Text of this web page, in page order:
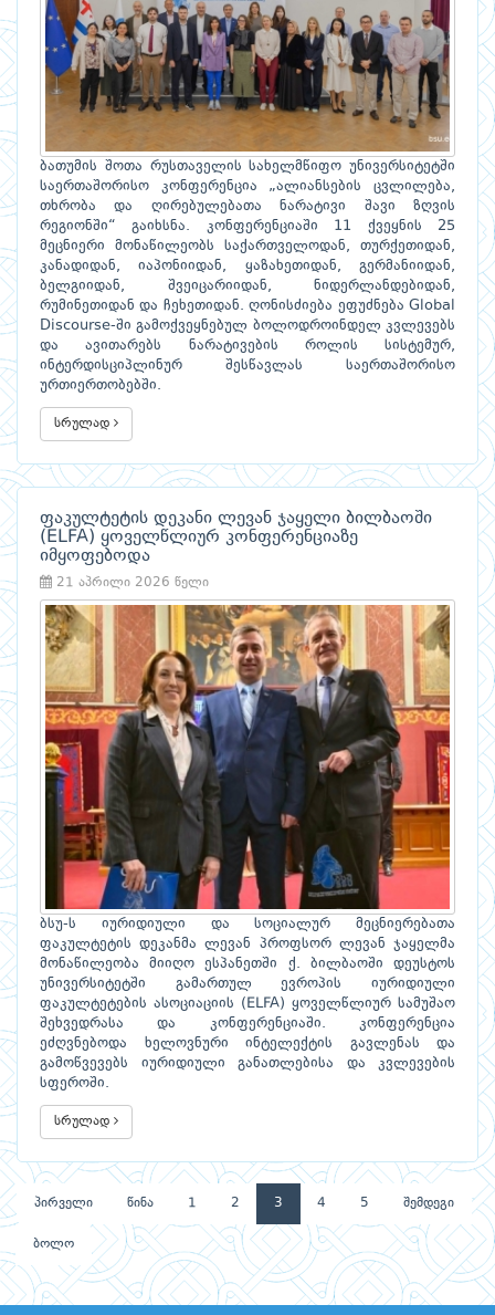
ბათუმის შოთა რუსთაველის სახელმწიფო უნივერსიტეტში
საერთაშორისო კონფერენცია „ალიანსების ცვლილება,
თხრობა და ღირებულებათა ნარატივი შავი ზღვის
რეგიონში“ გაიხსნა. კონფერენციაში 11 ქვეყნის 25
მეცნიერი მონაწილეობს საქართველოდან, თურქეთიდან,
კანადიდან, იაპონიიდან, ყაზახეთიდან, გერმანიიდან,
ბელგიიდან, შვეიცარიიდან, ნიდერლანდებიდან,
რუმინეთიდან და ჩეხეთიდან. ღონისძიება ეფუძნება Global
Discourse-ში გამოქვეყნებულ ბოლოდროინდელ კვლევებს
და ავითარებს ნარატივების როლის სისტემურ,
ინტერდისციპლინურ შესწავლას საერთაშორისო
ურთიერთობებში.
სრულად
ფაკულტეტის დეკანი ლევან ჯაყელი ბილბაოში
(ELFA) ყოველწლიურ კონფერენციაზე
იმყოფებოდა
21 აპრილი 2026 წელი
ბსუ-ს იურიდიული და სოციალურ მეცნიერებათა
ფაკულტეტის დეკანმა ლევან პროფსორ ლევან ჯაყელმა
მონაწილეობა მიიღო ესპანეთში ქ. ბილბაოში დეუსტოს
უნივერსიტეტში გამართულ ევროპის იურიდიული
ფაკულტეტების ასოციაციის (ELFA) ყოველწლიურ სამუშაო
შეხვედრასა და კონფერენციაში. კონფერენცია
ეძღვნებოდა ხელოვნური ინტელექტის გავლენას და
გამოწვევებს იურიდიული განათლებისა და კვლევების
სფეროში.
სრულად
პირველი წინა 1 2 3 4 5 შემდეგი
ბოლო